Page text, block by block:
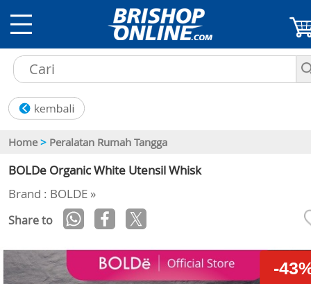
Home > Peralatan Rumah Tangga
BOLDe Organic White Utensil Whisk
Brand : BOLDE »
Share to
-